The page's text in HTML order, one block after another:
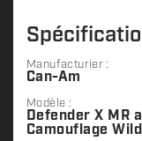
Manufacturier :
Can-Am
Modèle :
Defender X MR
Camouflage